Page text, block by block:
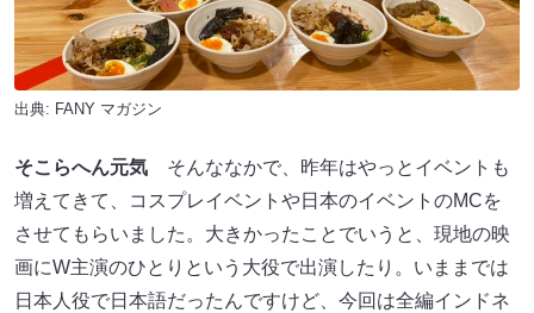
出典: FANY マガジン
そこらへん元気 そんななかで、昨年はやっとイベントも
増えてきて、コスプレイベントや日本のイベントのMCを
させてもらいました。大きかったことでいうと、現地の映
画にW主演のひとりという大役で出演したり。いままでは
日本人役で日本語だったんですけど、今回は全編インドネ